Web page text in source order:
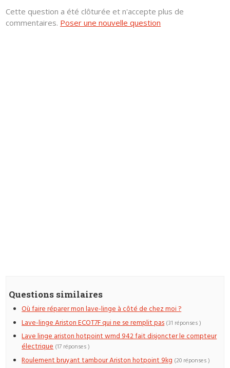
Cette question a été clôturée et n'accepte plus de
commentaires. Poser une nouvelle question
Questions similaires
Où faire réparer mon lave-linge à côté de chez moi ?
Lave-linge Ariston ECOT7F qui ne se remplit pas (31 réponses )
Lave linge ariston hotpoint wmd 942 fait disjoncter le compteur
électrique (17 réponses )
Roulement bruyant tambour Ariston hotpoint 9kg (20 réponses )